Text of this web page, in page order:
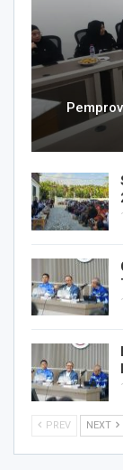
PREV NEXT